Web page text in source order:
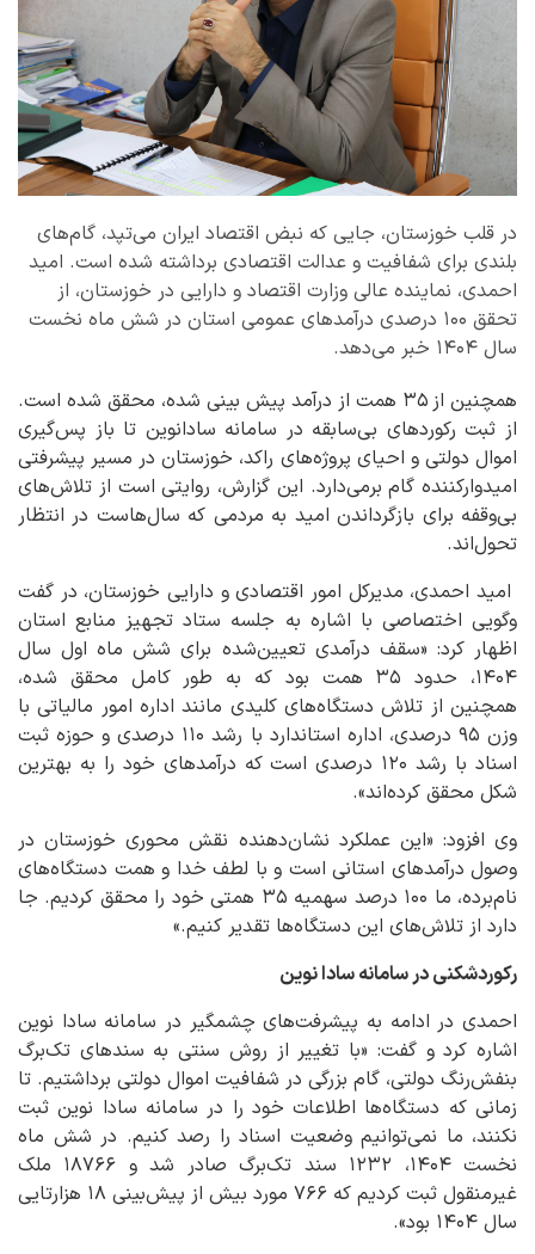
در قلب خوزستان، جایی که نبض اقتصاد ایران می‌تپد، گام‌های
بلندی برای شفافیت و عدالت اقتصادی برداشته شده است. امید
احمدی، نماینده عالی وزارت اقتصاد و دارایی در خوزستان، از
تحقق ۱۰۰ درصدی درآمدهای عمومی استان در شش ماه نخست
سال ۱۴۰۴ خبر می‌دهد.
همچنین از
۳۵ همت از درآمد پیش بینی شده، محقق شده است.
از ثبت رکوردهای بی‌سابقه در سامانه سادانوین تا باز پس‌گیری
اموال دولتی و احیای پروژه‌های راکد، خوزستان در مسیر پیشرفتی
امیدوارکننده گام برمی‌دارد. این گزارش، روایتی است از تلاش‌های
بی‌وقفه برای بازگرداندن امید به مردمی که سال‌هاست در انتظار
تحول‌اند.
امید احمدی، مدیرکل امور اقتصادی و دارایی خوزستان، در گفت
‌وگویی اختصاصی با اشاره به جلسه ستاد تجهیز منابع استان
اظهار کرد: «سقف درآمدی تعیین‌شده برای شش ماه اول سال
۱۴۰۴، حدود ۳۵ همت بود که به طور کامل محقق شده،
همچنین از تلاش دستگاه‌های کلیدی مانند اداره امور مالیاتی با
وزن ۹۵ درصدی، اداره استاندارد با رشد ۱۱۰ درصدی و حوزه ثبت
اسناد با رشد ۱۲۰ درصدی است که درآمدهای خود را به بهترین
شکل محقق کرده‌اند».
وی افزود: «این عملکرد نشان‌دهنده نقش محوری خوزستان در
وصول درآمدهای استانی است و با لطف خدا و همت دستگاه‌های
نام‌برده، ما ۱۰۰ درصد سهمیه ۳۵ همتی خود را محقق کردیم. جا
دارد از تلاش‌های این دستگاه‌ها تقدیر کنیم.»
رکوردشکنی در سامانه سادا نوین
احمدی در ادامه به پیشرفت‌های چشمگیر در سامانه سادا نوین
اشاره کرد و گفت: «با تغییر از روش سنتی به سندهای تک‌برگ
بنفش‌رنگ دولتی، گام بزرگی در شفافیت اموال دولتی برداشتیم. تا
زمانی که دستگاه‌ها اطلاعات خود را در سامانه سادا نوین ثبت
نکنند، ما نمی‌توانیم وضعیت اسناد را رصد کنیم. در شش ماه
نخست ۱۴۰۴، ۱۲۳۲ سند تک‌برگ صادر شد و ۱۸۷۶۶ ملک
غیرمنقول ثبت کردیم که ۷۶۶ مورد بیش از پیش‌بینی ۱۸ هزارتایی
سال ۱۴۰۴ بود».